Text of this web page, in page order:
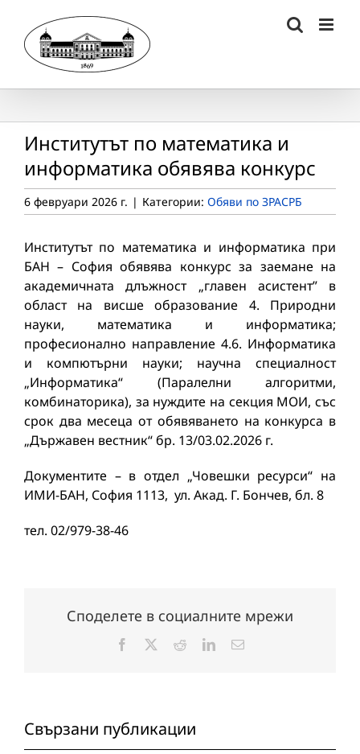
content
Институтът по математика и
информатика обявява конкурс
6 февруари 2026 г. | Категории: Обяви по ЗРАСРБ
Институтът по математика и информатика при
БАН – София обявява конкурс за заемане на
академичната длъжност „главен асистент” в
област на висше образование 4. Природни
науки, математика и информатика;
професионално направление 4.6. Информатика
и компютърни науки; научна специалност
„Информатика“ (Паралелни алгоритми,
комбинаторика), за нуждите на секция МОИ, със
срок два месеца от обявяването на конкурса в
„Държавен вестник“ бр. 13/03.02.2026 г.
Документите – в отдел „Човешки ресурси“ на
ИМИ-БАН, София 1113, ул. Акад. Г. Бончев, бл. 8
тел. 02/979-38-46
Споделете в социалните мрежи
Facebook RedditLinkedInЕлектронна
Свързани публикации